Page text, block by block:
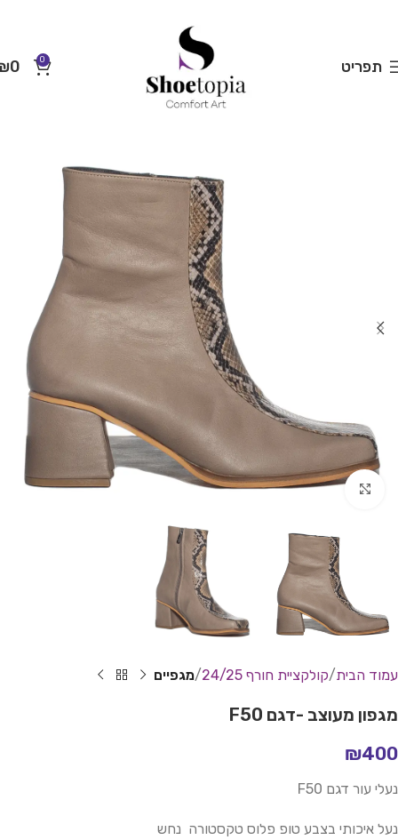
תפריט 0
0
Click to enlarge
עמוד הבית קולקציית חורף 24/25 מגפיים
מגפון מעוצב -דגם F50
₪400
נעלי עור דגם F50
נעל איכותי בצבע טופ פלוס טקסטורה נחש